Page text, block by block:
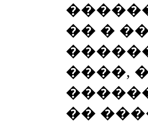
�� �
����,
��